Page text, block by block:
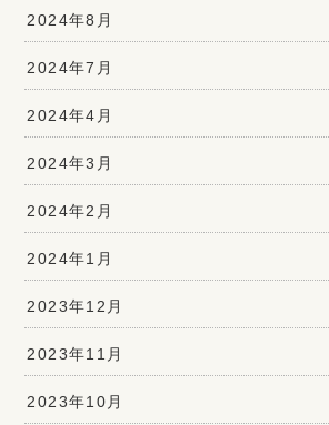
2024年8月
2024年7月
2024年4月
2024年3月
2024年2月
2024年1月
2023年12月
2023年11月
2023年10月